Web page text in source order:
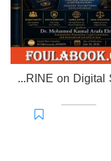
EL-RAKHAWI DOCTRINE on Digital Slavery